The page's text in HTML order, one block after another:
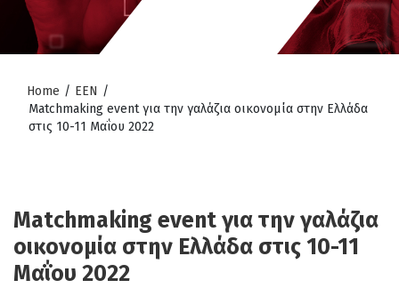
Home / ΕΕΝ /
Matchmaking event για την γαλάζια οικονομία στην Ελλάδα
στις 10-11 Μαΐου 2022
Matchmaking event για την γαλάζια
οικονομία στην Ελλάδα στις 10-11
Μαΐου 2022